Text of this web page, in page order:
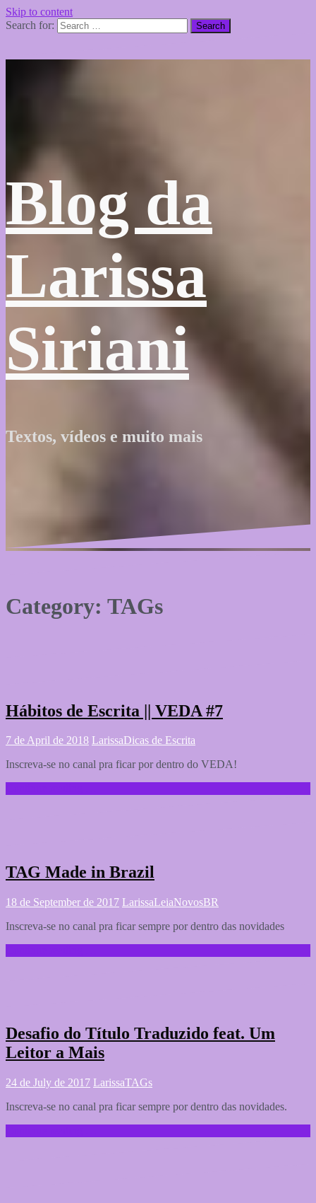
Skip to content
Search for:
Blog da
Larissa
Siriani
Textos, vídeos e muito mais
Category: TAGs
Hábitos de Escrita || VEDA #7
7 de April de 2018 LarissaDicas de Escrita
Inscreva-se no canal pra ficar por dentro do VEDA!
TAG Made in Brazil
18 de September de 2017 LarissaLeiaNovosBR
Inscreva-se no canal pra ficar sempre por dentro das novidades
Desafio do Título Traduzido feat. Um
Leitor a Mais
24 de July de 2017 LarissaTAGs
Inscreva-se no canal pra ficar sempre por dentro das novidades.